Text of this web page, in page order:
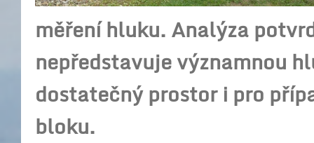
měření hluku. Analýza
nepředstavuje významnou
dostatečný prostor i pro
bloku.